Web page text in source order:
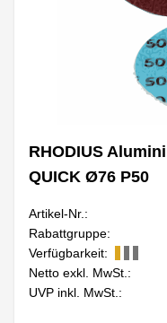
RHODIUS
QUICK Ø76 P50
Artikel-Nr.:
Rabattgruppe:
Verfügbarkeit:
Netto exkl. MwSt.:
UVP inkl. MwSt.: